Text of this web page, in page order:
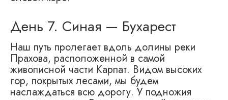
День 7. Синая — Бухарест
Наш путь пролегает вдоль долины реки
Прахова, расположенной в самой
живописной части Карпат. Видом высоких
гор, покрытых лесами, мы будем
наслаждаться всю дорогу. У подножия